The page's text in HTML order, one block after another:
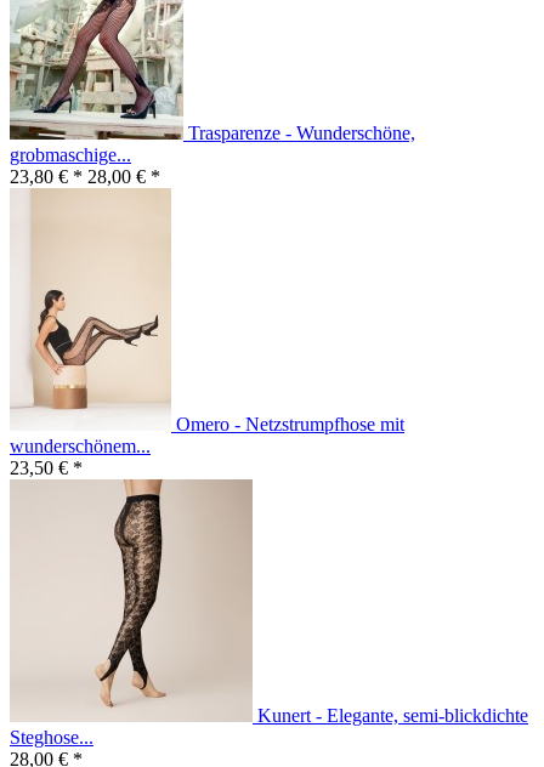
Trasparenze - Wunderschöne,
grobmaschige...
23,80 € * 28,00 € *
Omero - Netzstrumpfhose mit
wunderschönem...
23,50 € *
Kunert - Elegante, semi-blickdichte
Steghose...
28,00 € *